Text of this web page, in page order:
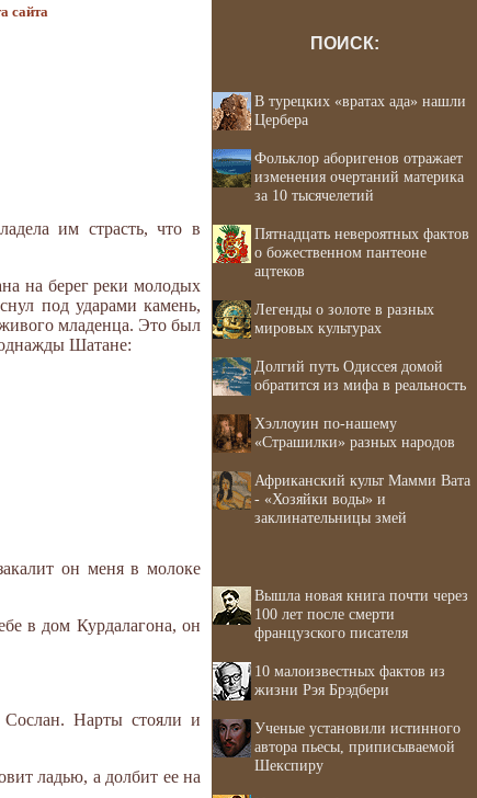
сайта
им страсть, что в
на берег реки молодых
под ударами камень,
младенца. Это был
Шатане:
он меня в молоке
в дом Курдалагона, он
Сослан. Нарты стояли и
ладью, а долбит ее на
ПОИСК:
В турецких «вратах ада» нашли
Цербера
Фольклор аборигенов отражает
изменения очертаний материка
за 10 тысячелетий
Пятнадцать невероятных фактов
о божественном пантеоне
ацтеков
Легенды о золоте в разных
мировых культурах
Долгий путь Одиссея домой
обратится из мифа в реальность
Хэллоуин по-нашему
«Страшилки» разных народов
Африканский культ Мамми Вата
- «Хозяйки воды» и
заклинательницы змей
Вышла новая книга почти через
100 лет после смерти
французского писателя
10 малоизвестных фактов из
жизни Рэя Брэдбери
Ученые установили истинного
автора пьесы, приписываемой
Шекспиру